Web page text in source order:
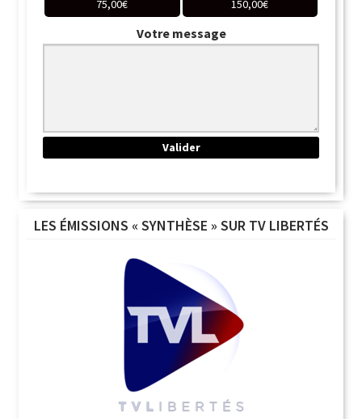
75,00€ 150,00€
Votre message
LES ÉMISSIONS « SYNTHÈSE » SUR TV LIBERTÉS